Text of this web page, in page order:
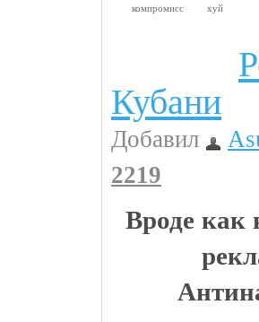
компромисс хуй
Кубани
Добавил
2219
Вроде как